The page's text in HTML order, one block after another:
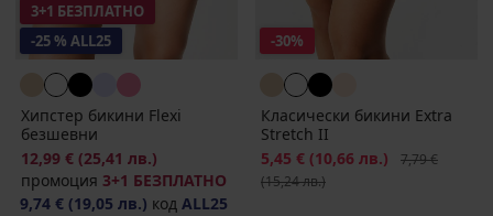
3+1 БЕЗПЛАТНО
-25 % ALL25
Хипстер бикини Flexi
безшевни
12,99 € (25,41 лв.)
промоция 3+1 БЕЗПЛАТНО
9,74 € (19,05 лв.) код ALL25
-30%
Класически бикини Extra
Stretch II
Намаление
5,45 € (10,66 лв.)
7,79 €
(15,24 лв.)